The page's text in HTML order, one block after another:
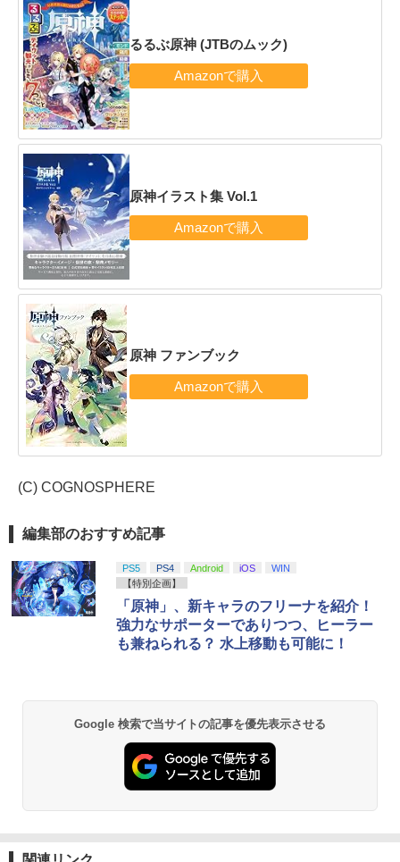
るるぶ原神 (JTBのムック)
原神イラスト集 Vol.1
原神 ファンブック
(C) COGNOSPHERE
編集部のおすすめ記事
PS5 PS4 Android iOS
WIN
【特別企画】
「原神」、新キャラのフリーナを紹介！
強力なサポーターでありつつ、ヒーラー
も兼ねられる？ 水上移動も可能に！
Google 検索で当サイトの記事を優先表示させる